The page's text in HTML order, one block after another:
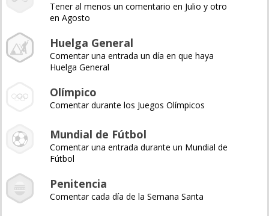
Tener al menos un comentario en Julio y otro
en Agosto
Huelga General
Comentar una entrada un día en que haya
Huelga General
Olímpico
Comentar durante los Juegos Olímpicos
Mundial de Fútbol
Comentar una entrada durante un Mundial de
Fútbol
Penitencia
Comentar cada día de la Semana Santa